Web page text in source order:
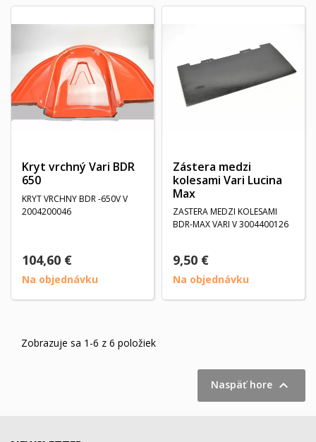
Kryt vrchný Vari BDR
650
KRYT VRCHNY BDR -650V V
2004200046
104,60 €
Na objednávku
Zástera medzi
kolesami Vari Lucina
Max
ZASTERA MEDZI KOLESAMI
BDR-MAX VARI V 3004400126
9,50 €
Na objednávku
Zobrazuje sa 1-6 z 6 položiek
Naspäť hore 